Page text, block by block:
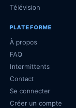
Télévision
PLATEFORME
À propos
FAQ
Intermittents
Contact
Se connecter
Créer un compte